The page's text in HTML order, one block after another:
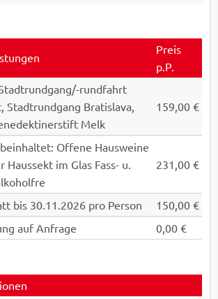
Preis
p.P.
rundfahrt
Stadtrundgang Bratislava,
Melk
159,00 €
Offene Hausweine
im Glas Fass- u.
231,00 €
bis 30.11.2026 pro Person
150,00 €
auf Anfrage
0,00 €